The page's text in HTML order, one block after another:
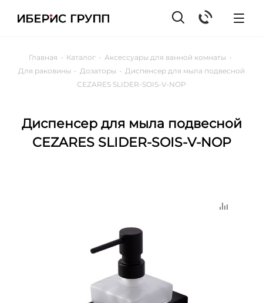
Главная - Каталог - Аксессуары для ванной комнаты -
Для раковины - Дозаторы - Диспенсер для мыла подвесной
CEZARES SLIDER-SOIS-V-NOP
Диспенсер для мыла подвесной
CEZARES SLIDER-SOIS-V-NOP